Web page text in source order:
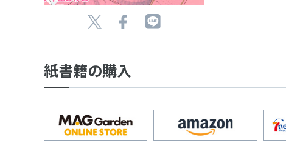
紙書籍の購入